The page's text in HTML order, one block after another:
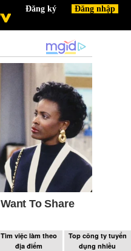
Tìm việc làm theo
địa điểm
Top công ty tuyển
dụng nhiều